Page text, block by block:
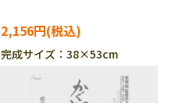
2,156円
完成サイズ：38×53cm